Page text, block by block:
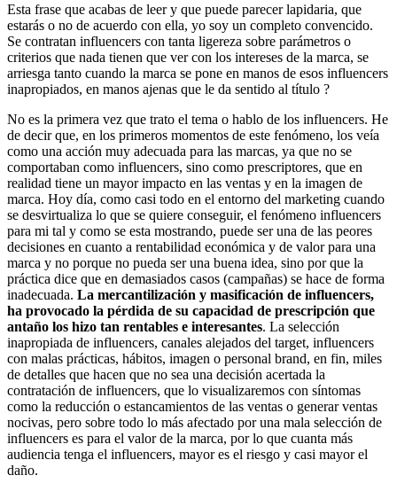
Esta frase que acabas de leer y que puede parecer lapidaria, que
estarás o no de acuerdo con ella, yo soy un completo convencido.
Se contratan influencers con tanta ligereza sobre parámetros o
criterios que nada tienen que ver con los intereses de la marca, se
arriesga tanto cuando la marca se pone en manos de esos influencers
inapropiados, en manos ajenas que le da sentido al título ?
No es la primera vez que trato el tema o hablo de los influencers. He
de decir que, en los primeros momentos de este fenómeno, los veía
como una acción muy adecuada para las marcas, ya que no se
comportaban como influencers, sino como prescriptores, que en
realidad tiene un mayor impacto en las ventas y en la imagen de
marca. Hoy día, como casi todo en el entorno del marketing cuando
se desvirtualiza lo que se quiere conseguir, el fenómeno influencers
para mi tal y como se esta mostrando, puede ser una de las peores
decisiones en cuanto a rentabilidad económica y de valor para una
marca y no porque no pueda ser una buena idea, sino por que la
práctica dice que en demasiados casos (campañas) se hace de forma
inadecuada. La mercantilización y masificación de influencers,
ha provocado la pérdida de su capacidad de prescripción que
antaño los hizo tan rentables e interesantes. La selección
inapropiada de influencers, canales alejados del target, influencers
con malas prácticas, hábitos, imagen o personal brand, en fin, miles
de detalles que hacen que no sea una decisión acertada la
contratación de influencers, que lo visualizaremos con síntomas
como la reducción o estancamientos de las ventas o generar ventas
nocivas, pero sobre todo lo más afectado por una mala selección de
influencers es para el valor de la marca, por lo que cuanta más
audiencia tenga el influencers, mayor es el riesgo y casi mayor el
daño.